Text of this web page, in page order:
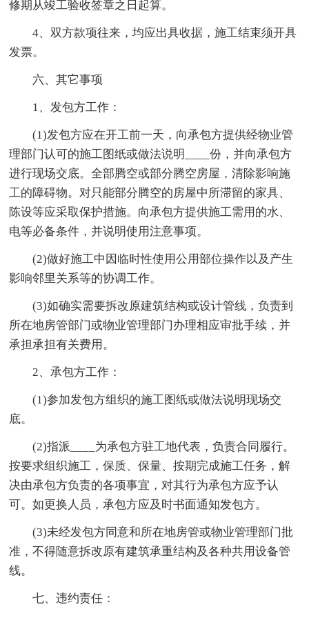
修期从竣工验收签章之日起算。
4、双方款项往来，均应出具收据，施工结束须开具
发票。
六、其它事项
1、发包方工作：
(1)发包方应在开工前一天，向承包方提供经物业管
理部门认可的施工图纸或做法说明____份，并向承包方
进行现场交底。全部腾空或部分腾空房屋，清除影响施
工的障碍物。对只能部分腾空的房屋中所滞留的家具、
陈设等应采取保护措施。向承包方提供施工需用的水、
电等必备条件，并说明使用注意事项。
(2)做好施工中因临时性使用公用部位操作以及产生
影响邻里关系等的协调工作。
(3)如确实需要拆改原建筑结构或设计管线，负责到
所在地房管部门或物业管理部门办理相应审批手续，并
承担承担有关费用。
2、承包方工作：
(1)参加发包方组织的施工图纸或做法说明现场交
底。
(2)指派____为承包方驻工地代表，负责合同履行。
按要求组织施工，保质、保量、按期完成施工任务，解
决由承包方负责的各项事宜，对其行为承包方应予认
可。如更换人员，承包方应及时书面通知发包方。
(3)未经发包方同意和所在地房管或物业管理部门批
准，不得随意拆改原有建筑承重结构及各种共用设备管
线。
七、违约责任：